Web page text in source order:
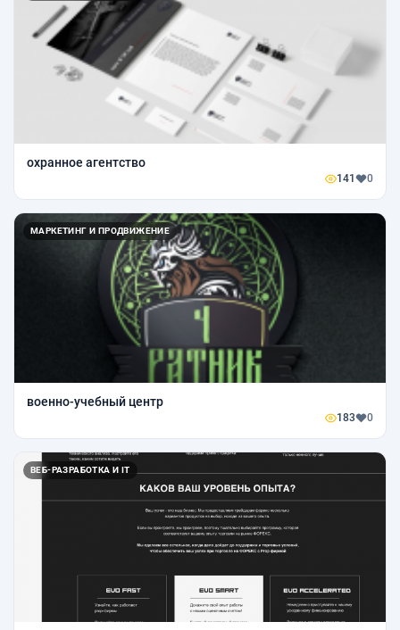
охранное агентство
141 0
МАРКЕТИНГ И ПРОДВИЖЕНИЕ
военно-учебный центр
183 0
ВЕБ-РАЗРАБОТКА И IT